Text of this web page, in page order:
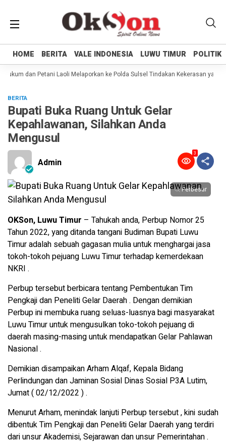
HOME BERITA VALE INDONESIA LUWU TIMUR POLITIK
HOME BERITA VALE INDONESIA LUWU TIMUR POLITIK
dan Petani Laoli Melaporkan ke Polda Sulsel Tindakan Kekerasan yang
BERITA
Bupati Buka Ruang Untuk Gelar
Kepahlawanan, Silahkan Anda
Mengusul
Admin
3
Perbesar
OKSon, Luwu Timur – Tahukah anda, Perbup Nomor 25
Tahun 2022, yang ditanda tangani Budiman Bupati Luwu
Timur adalah sebuah gagasan mulia untuk menghargai jasa
tokoh-tokoh pejuang Luwu Timur terhadap kemerdekaan
NKRI .
Perbup tersebut berbicara tentang Pembentukan Tim
Pengkaji dan Peneliti Gelar Daerah . Dengan demikian
Perbup ini membuka ruang seluas-luasnya bagi masyarakat
Luwu Timur untuk mengusulkan toko-tokoh pejuang di
daerah masing-masing untuk mendapatkan Gelar Pahlawan
Nasional .
Demikian disampaikan Arham Alqaf, Kepala Bidang
Perlindungan dan Jaminan Sosial Dinas Sosial P3A Lutim,
Jumat ( 02/12/2022 ) .
Menurut Arham, menindak lanjuti Perbup tersebut , kini sudah
dibentuk Tim Pengkaji dan Peneliti Gelar Daerah yang terdiri
dari unsur Akademisi, Sejarawan dan unsur Pemerintahan .